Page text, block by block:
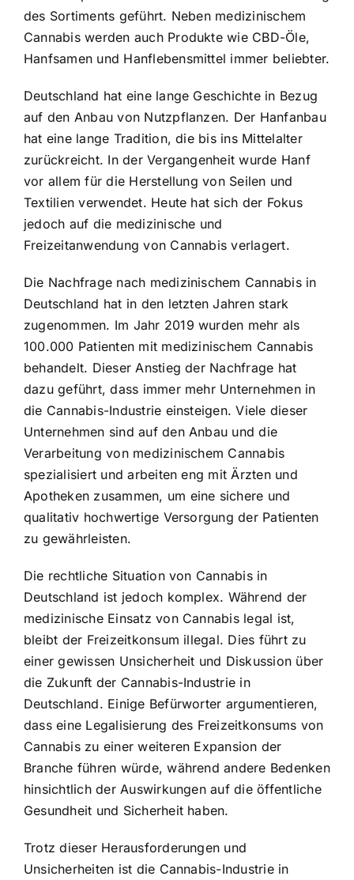
des Sortiments geführt. Neben medizinischem
Cannabis werden auch Produkte wie CBD-Öle,
Hanfsamen und Hanflebensmittel immer beliebter.
Deutschland hat eine lange Geschichte in Bezug
auf den Anbau von Nutzpflanzen. Der Hanfanbau
hat eine lange Tradition, die bis ins Mittelalter
zurückreicht. In der Vergangenheit wurde Hanf
vor allem für die Herstellung von Seilen und
Textilien verwendet. Heute hat sich der Fokus
jedoch auf die medizinische und
Freizeitanwendung von Cannabis verlagert.
Die Nachfrage nach medizinischem Cannabis in
Deutschland hat in den letzten Jahren stark
zugenommen. Im Jahr 2019 wurden mehr als
100.000 Patienten mit medizinischem Cannabis
behandelt. Dieser Anstieg der Nachfrage hat
dazu geführt, dass immer mehr Unternehmen in
die Cannabis-Industrie einsteigen. Viele dieser
Unternehmen sind auf den Anbau und die
Verarbeitung von medizinischem Cannabis
spezialisiert und arbeiten eng mit Ärzten und
Apotheken zusammen, um eine sichere und
qualitativ hochwertige Versorgung der Patienten
zu gewährleisten.
Die rechtliche Situation von Cannabis in
Deutschland ist jedoch komplex. Während der
medizinische Einsatz von Cannabis legal ist,
bleibt der Freizeitkonsum illegal. Dies führt zu
einer gewissen Unsicherheit und Diskussion über
die Zukunft der Cannabis-Industrie in
Deutschland. Einige Befürworter argumentieren,
dass eine Legalisierung des Freizeitkonsums von
Cannabis zu einer weiteren Expansion der
Branche führen würde, während andere Bedenken
hinsichtlich der Auswirkungen auf die öffentliche
Gesundheit und Sicherheit haben.
Trotz dieser Herausforderungen und
Unsicherheiten ist die Cannabis-Industrie in